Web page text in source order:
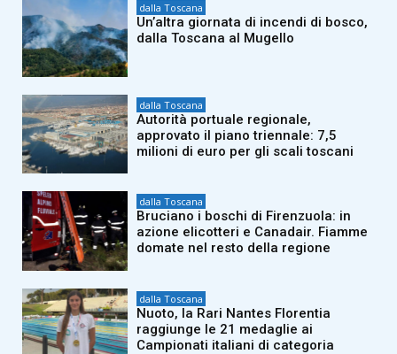
dalla Toscana
Un’altra giornata di incendi di bosco,
dalla Toscana al Mugello
dalla Toscana
Autorità portuale regionale,
approvato il piano triennale: 7,5
milioni di euro per gli scali toscani
dalla Toscana
Bruciano i boschi di Firenzuola: in
azione elicotteri e Canadair. Fiamme
domate nel resto della regione
dalla Toscana
Nuoto, la Rari Nantes Florentia
raggiunge le 21 medaglie ai
Campionati italiani di categoria